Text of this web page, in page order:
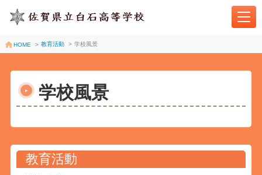
HOME > 教育活動 > 学校風景
学校風景
教育活動